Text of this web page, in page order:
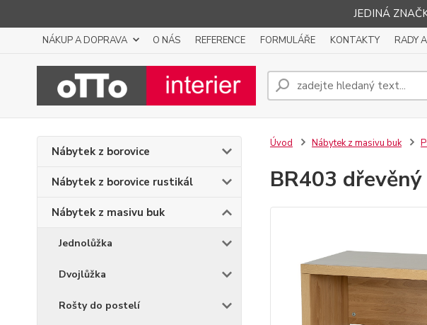
JEDINÁ
NÁKUP A DOPRAVA O NÁS REFERENCE FORMULÁŘE KONTAKTY RADY
Nábytek z borovice
Nábytek z borovice rustikál
Nábytek z masivu buk
Jednolůžka
Dvojlůžka
Rošty do postelí
Úvod Nábytek z masivu buk
BR403